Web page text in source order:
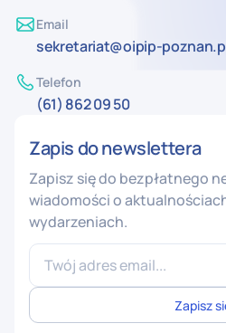
Email
sekretariat@oipip-
Telefon
(61) 862 09 50
Zapis do newslettera
Zapisz się do bezpłatnego
wiadomości o
wydarzeniach.